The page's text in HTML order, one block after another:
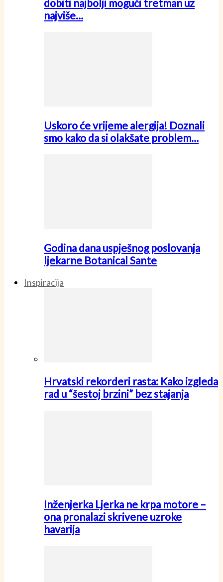
dobiti najbolji mogući tretman uz
najviše…
Uskoro će vrijeme alergija! Doznali
smo kako da si olakšate problem…
Godina dana uspješnog poslovanja
ljekarne Botanical Sante
Inspiracija
Hrvatski rekorderi rasta: Kako izgleda
rad u “šestoj brzini” bez stajanja
Inženjerka Ljerka ne krpa motore –
ona pronalazi skrivene uzroke
havarija